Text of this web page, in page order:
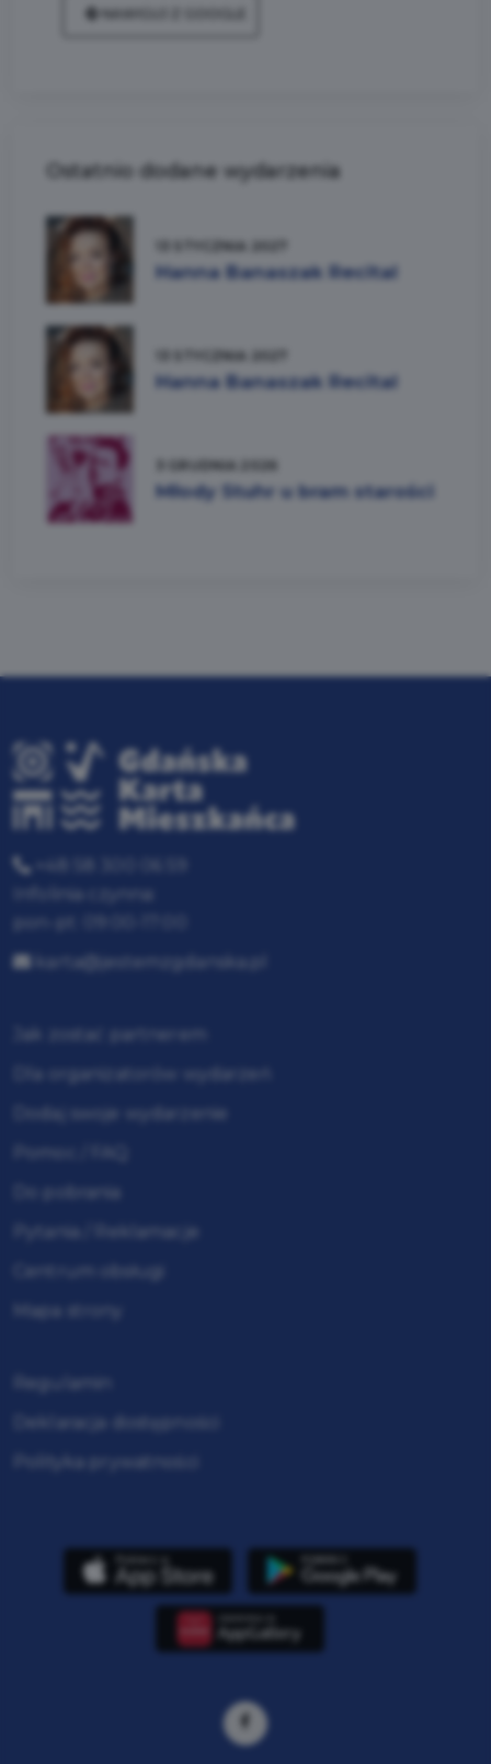
Ostatnio dodane wydarzenia
13 STYCZNIA 2027
Hanna Banaszak Recital
13 STYCZNIA 2027
Hanna Banaszak Recital
3 GRUDNIA 2026
Młody Stuhr u bram starości
+48 58 300 06 59
Infolinia czynna:
karta@jestemzgdanska.pl
Jak zostać partnerem
Dla organizatorów wydarzeń
Dodaj swoje wydarzenie
Do pobrania
Pytania / Reklamacje
Centrum obsługi
Mapa strony
Regulamin
Deklaracja dostępności
Polityka prywatności